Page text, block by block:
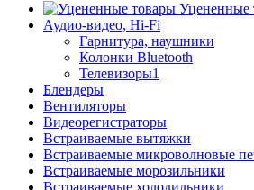
Уцененные
Аудио-видео, Hi-Fi
Гарнитура, наушники
Колонки Bluetooth
Телевизоры1
Блендеры
Вентиляторы
Видеорегистраторы
Встраиваемые вытяжки
Встраиваемые микроволновые
Встраиваемые морозильники
Встраиваемые холодильники